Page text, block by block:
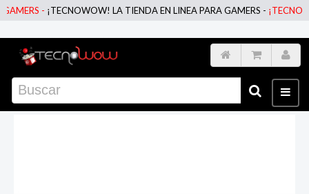
-¡TECNOWOW! LA TIENDA EN LINEA PARA GAMERS -